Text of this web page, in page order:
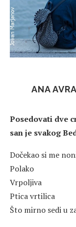
ANA
Posedovati dve
san je svakog
Dočekao si me
Polako
Vrpoljiva
Ptica vrtilica
Što mirno sedi u